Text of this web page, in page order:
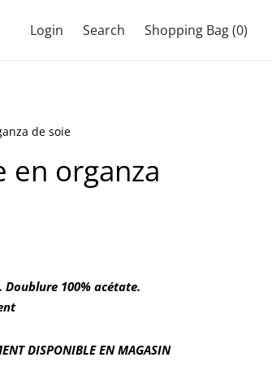
Login Search Shopping Bag(0)
de soie
en organza
Doublure 100% acétate.
DISPONIBLE EN MAGASIN